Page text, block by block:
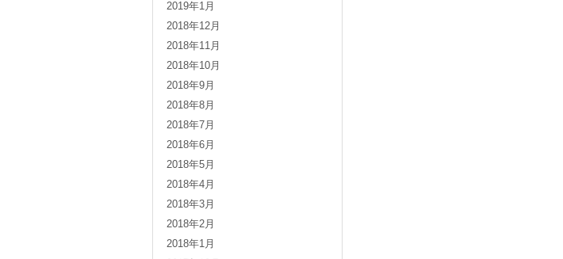
2019年1月
2018年12月
2018年11月
2018年10月
2018年9月
2018年8月
2018年7月
2018年6月
2018年5月
2018年4月
2018年3月
2018年2月
2018年1月